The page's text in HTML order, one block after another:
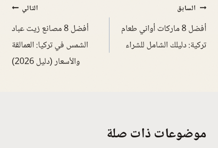
السابق
أفضل 8 ماركات أواني طعام
تركية: دليلك الشامل للشراء
التالي
أفضل 8 مصانع زيت عباد
الشمس في تركيا: العمالقة
والأسعار (دليل 2026)
موضوعات ذات صلة